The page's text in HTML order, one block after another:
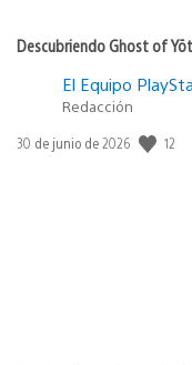
Descubriendo Ghost of
El Equipo
Redacción
Fecha
30 de junio de 2026 12